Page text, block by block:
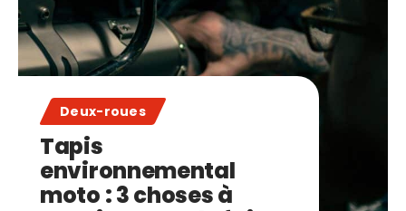
Deux-roues
Tapis
environnemental
moto : 3 choses à